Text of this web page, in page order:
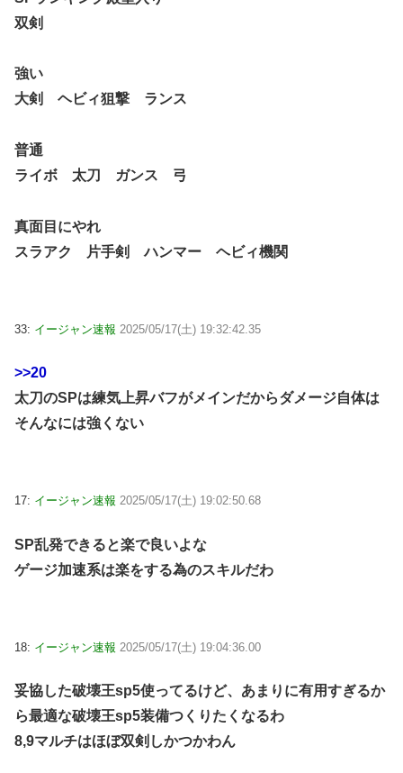
双剣
強い
大剣 ヘビィ狙撃 ランス
普通
ライボ 太刀 ガンス 弓
真面目にやれ
スラアク 片手剣 ハンマー ヘビィ機関
33: イージャン速報 2025/05/17(土) 19:32:42.35
>>20
太刀のSPは練気上昇バフがメインだからダメージ自体は
そんなには強くない
17: イージャン速報 2025/05/17(土) 19:02:50.68
SP乱発できると楽で良いよな
ゲージ加速系は楽をする為のスキルだわ
18: イージャン速報 2025/05/17(土) 19:04:36.00
妥協した破壊王sp5使ってるけど、あまりに有用すぎるか
ら最適な破壊王sp5装備つくりたくなるわ
8,9マルチはほぼ双剣しかつかわん